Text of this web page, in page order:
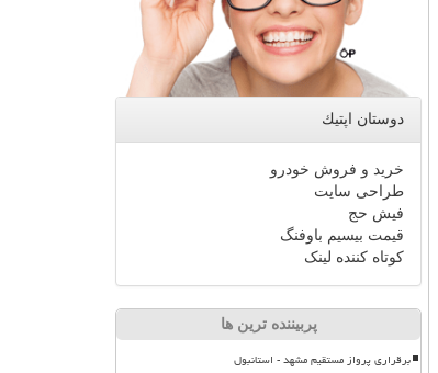
دوستان اپتیك
خرید و فروش خودرو
طراحی سایت
فیش حج
قیمت بیسیم باوفنگ
کوتاه کننده لینک
پربیننده ترین ها
برقراری پرواز مستقیم مشهد - استانبول